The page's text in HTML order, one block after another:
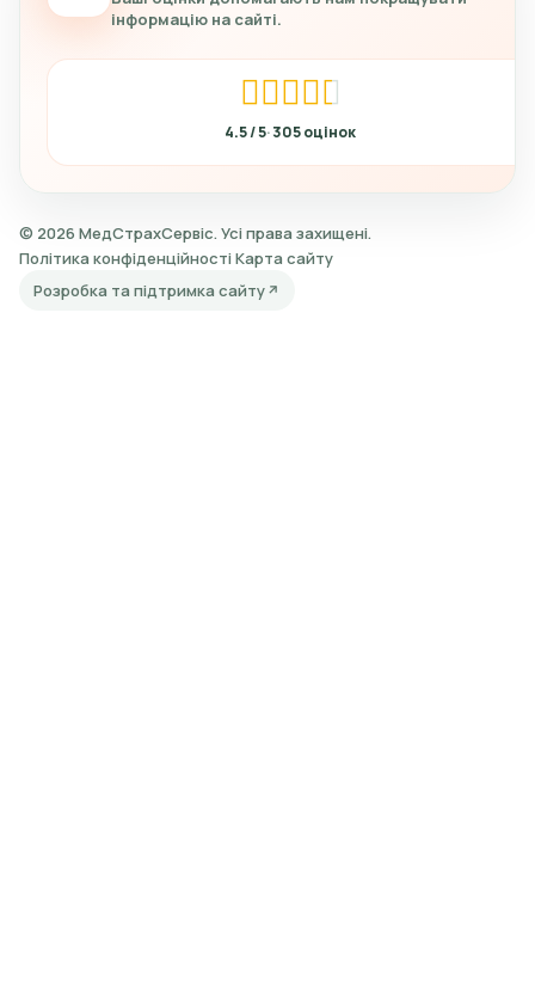
інформацію на сайті.
4.5 305
© 2026 МедСтрахСервіс. Усі права захищені.
Політика конфіденційності Карта сайту
Розробка та підтримка сайту